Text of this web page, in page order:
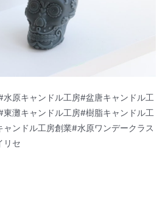
原キャンドル工房#盆唐キャンドル工
灘キャンドル工房#樹脂キャンドル工
ンドル工房創業#水原ワンデークラス
リセ